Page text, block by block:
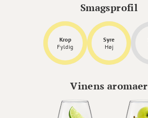
Smagsprofil
Krop
Fyldig
Syre
Høj
Vinens aromaer